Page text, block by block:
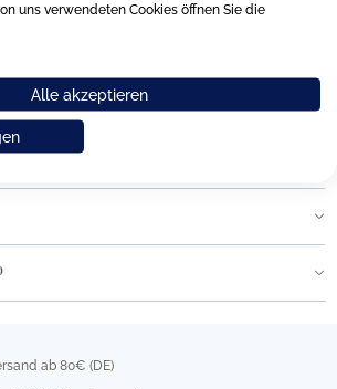
Wall
ab 80€ (DE)
uns verwendeten Cookies öffnen Sie die
Alle akzeptieren